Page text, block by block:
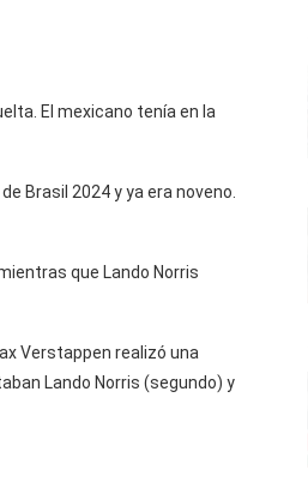
El mexicano tenía en la
Brasil 2024 y ya era noveno.
que Lando Norris
Verstappen realizó una
Lando Norris (segundo) y